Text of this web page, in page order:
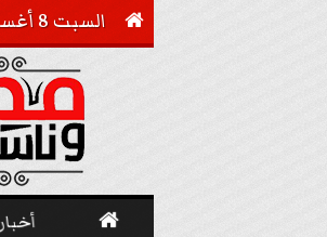
 السبت 8 أغسطس 2026
 أخبار